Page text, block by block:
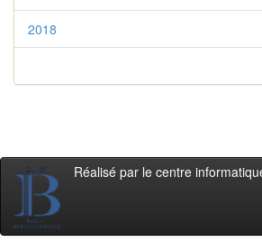
2018
Réalisé par le centre